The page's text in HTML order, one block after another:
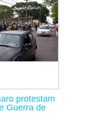
protestam
Guerra de